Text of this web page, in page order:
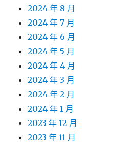
2024 年 8 月
2024 年 7 月
2024 年 6 月
2024 年 5 月
2024 年 4 月
2024 年 3 月
2024 年 2 月
2024 年 1 月
2023 年 12 月
2023 年 11 月